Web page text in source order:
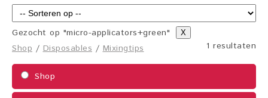
Gezocht op "micro-applicators+green" X
1 resultaten
Shop /Disposables /Mixingtips
Shop